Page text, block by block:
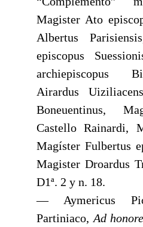
Magister Ato
Albertus
episcopus
archiepiscopus
Airardus
Boneuentinus,
Castello Rainardi,
Magíster Fulbertus
Magister Droardus
D1ª. 2 y n. 18.
— Aymericus
Partiniaco, Ad